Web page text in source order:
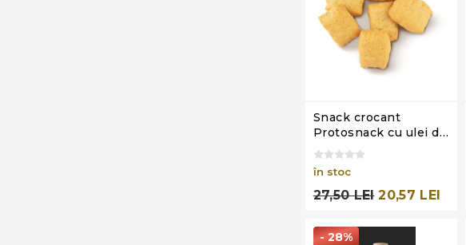
Snack crocant
Protosnack cu ulei de
măsline, Ciao Carb,
100g
în stoc
27,50 LEI 20,57 LEI
- 28%